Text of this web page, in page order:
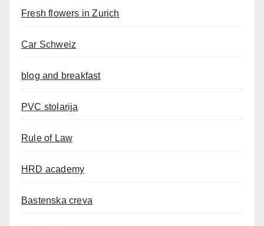
Fresh flowers in Zurich
Car Schweiz
blog and breakfast
PVC stolarija
Rule of Law
HRD academy
Bastenska creva